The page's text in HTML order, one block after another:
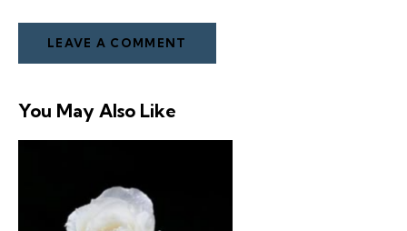
You May Also Like